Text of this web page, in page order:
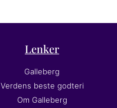
Lenker
Galleberg
Verdens beste godteri
Om Galleberg